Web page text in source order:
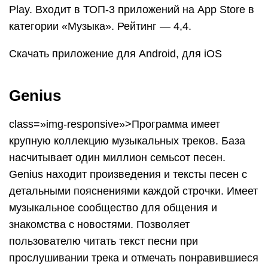
Play. Входит в ТОП-3 приложений на App Store в
категории «Музыка». Рейтинг — 4,4.
Скачать приложение для Android, для iOS
Genius
class=»img-responsive»>Программа имеет
крупную коллекцию музыкальных треков. База
насчитывает один миллион семьсот песен.
Genius находит произведения и тексты песен с
детальными пояснениями каждой строчки. Имеет
музыкальное сообщество для общения и
знакомства с новостями. Позволяет
пользователю читать текст песни при
прослушивании трека и отмечать понравившиеся